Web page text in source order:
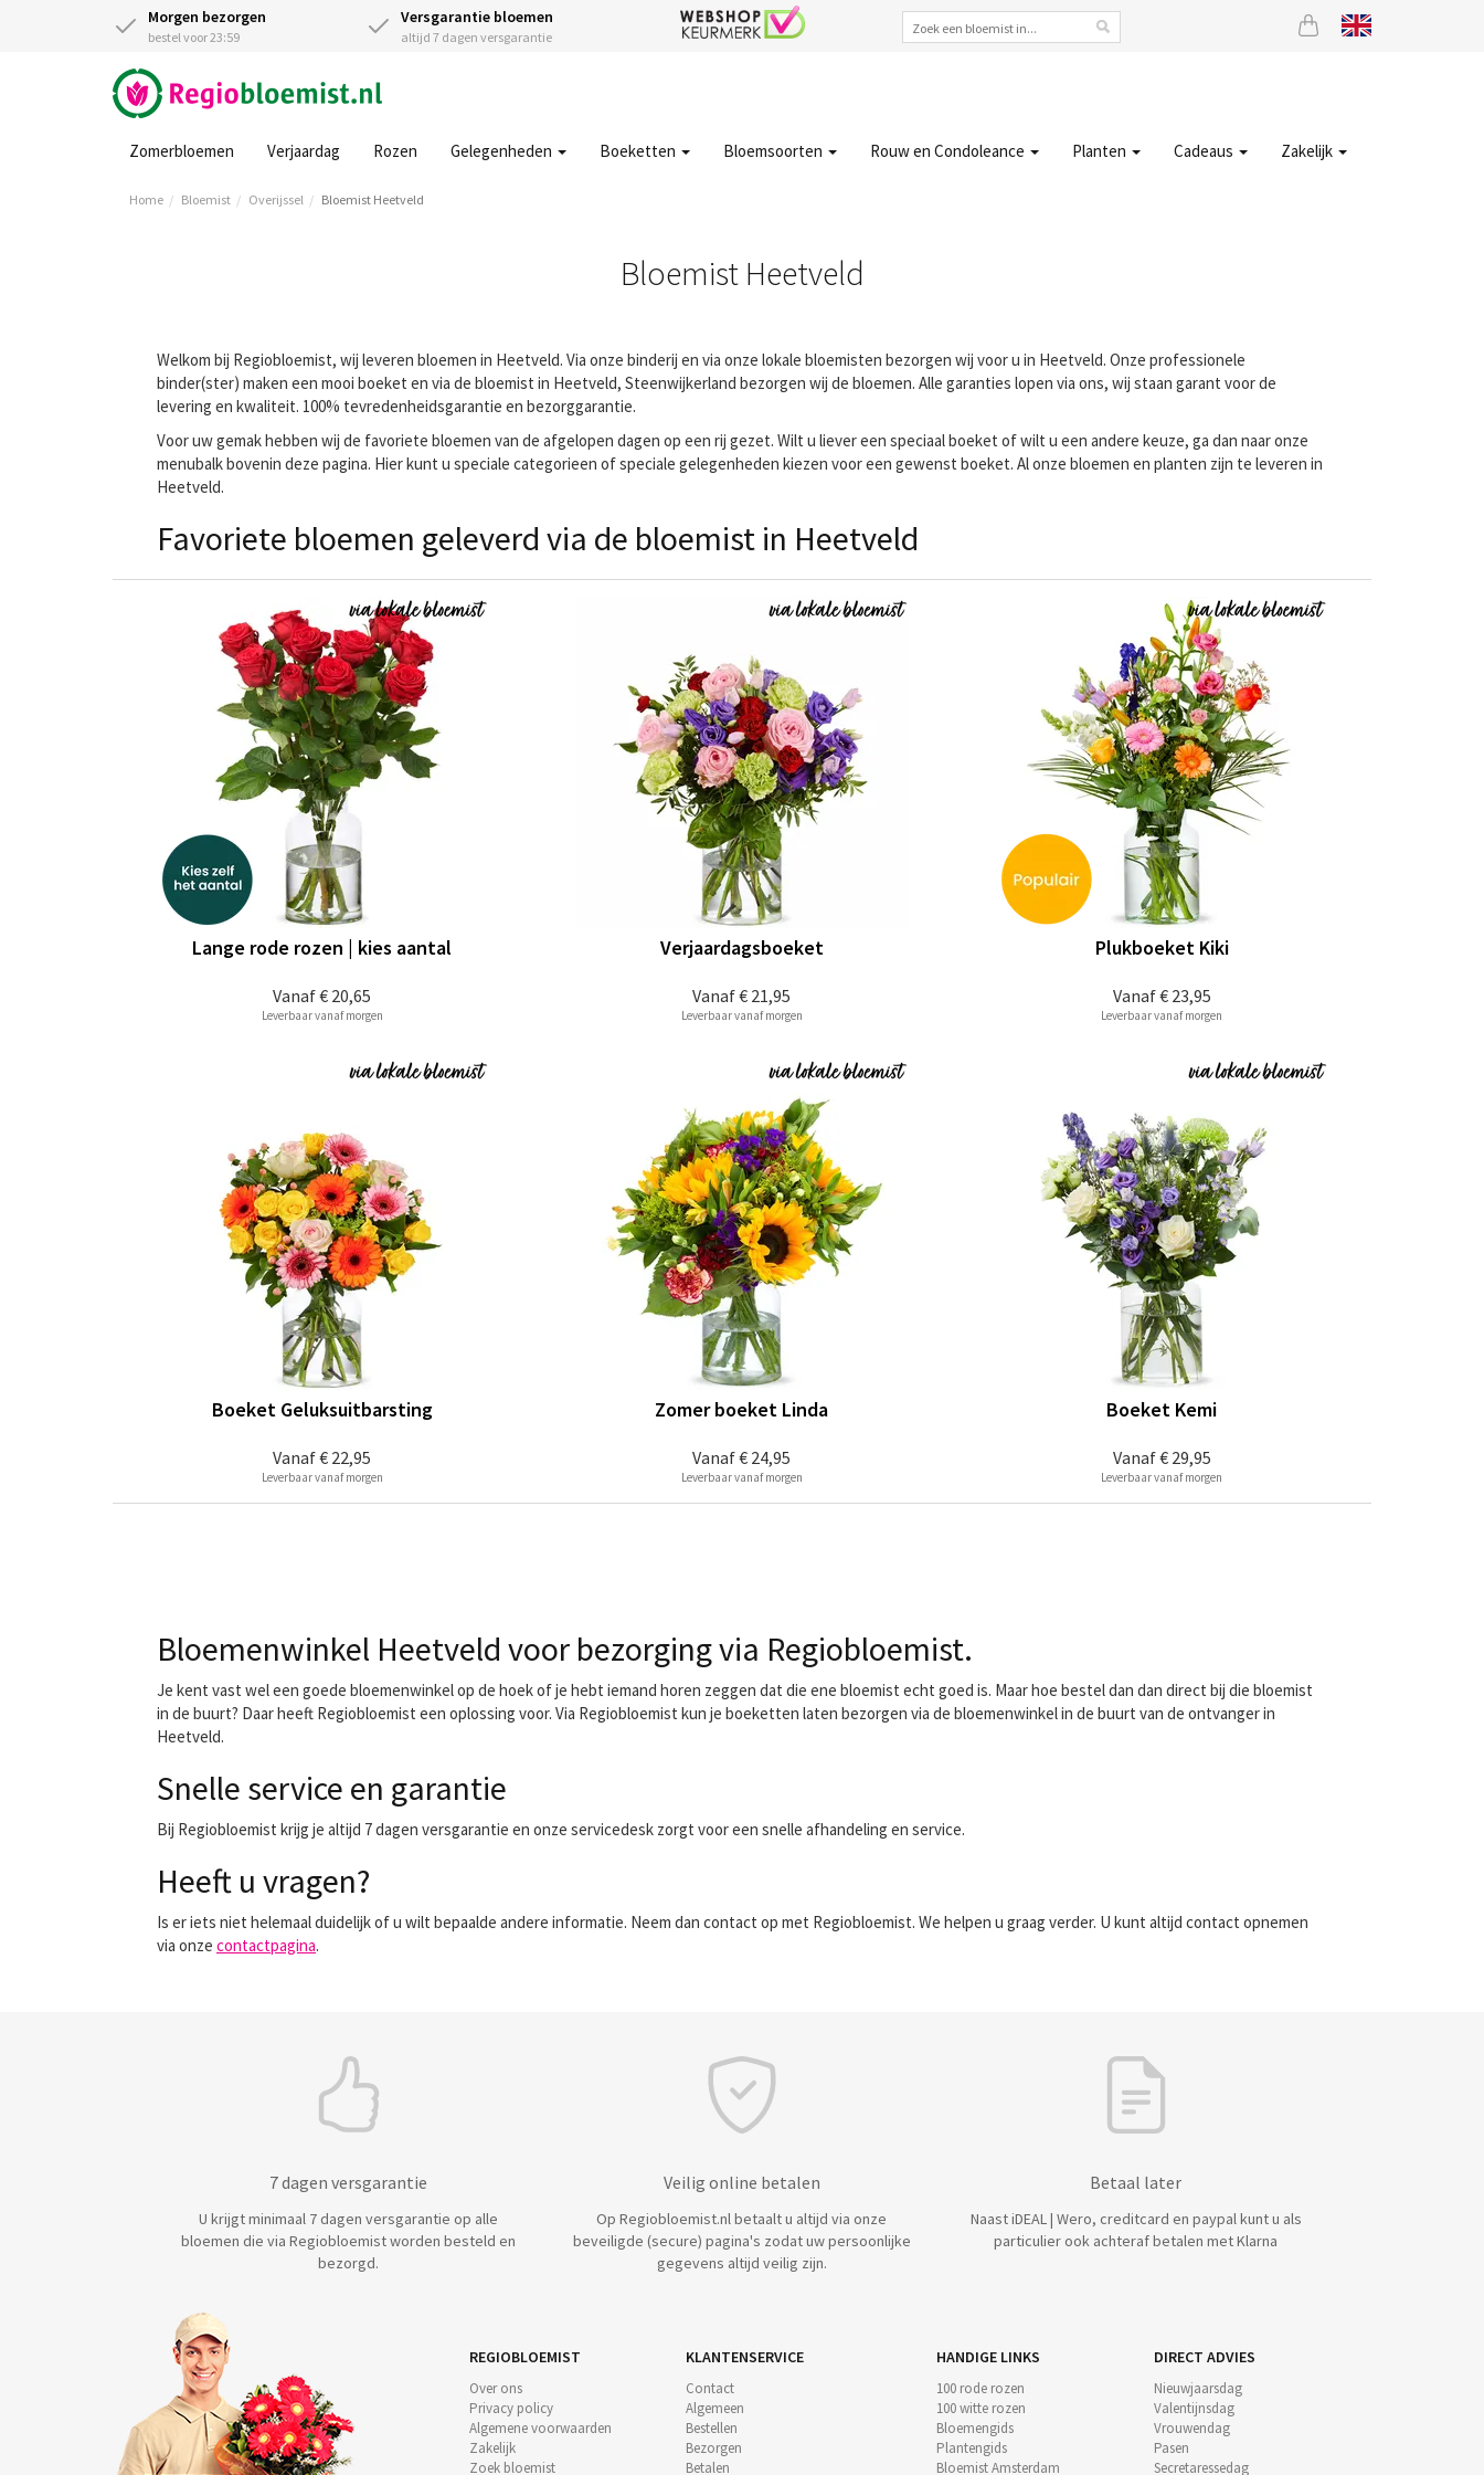
Morgen bezorgen
bestel voor 23:59
Versgarantie bloemen
altijd 7 dagen versgarantie
Zomerbloemen Verjaardag Rozen Gelegenheden Boeketten Bloemsoorten Rouw en Condoleance Planten Cadeaus Zakelijk
Home Bloemist Overijssel Bloemist Heetveld
Bloemist Heetveld
Welkom bij Regiobloemist, wij leveren bloemen in Heetveld. Via onze binderij en via onze lokale bloemisten bezorgen wij voor u in Heetveld. Onze professionele
binder(ster) maken een mooi boeket en via de bloemist in Heetveld, Steenwijkerland bezorgen wij de bloemen. Alle garanties lopen via ons, wij staan garant voor de
levering en kwaliteit. 100% tevredenheidsgarantie en bezorggarantie.
Voor uw gemak hebben wij de favoriete bloemen van de afgelopen dagen op een rij gezet. Wilt u liever een speciaal boeket of wilt u een andere keuze, ga dan naar onze
menubalk bovenin deze pagina. Hier kunt u speciale categorieen of speciale gelegenheden kiezen voor een gewenst boeket. Al onze bloemen en planten zijn te leveren in
Heetveld.
Favoriete bloemen geleverd via de bloemist in Heetveld
Vanaf€ 20,65
Lange rode rozen | kies aantal
Leverbaar vanaf morgen
Vanaf€ 21,95
Verjaardagsboeket
Leverbaar vanaf morgen
Vanaf€ 23,95
Plukboeket Kiki
Leverbaar vanaf morgen
Vanaf€ 22,95
Boeket Geluksuitbarsting
Leverbaar vanaf morgen
Vanaf€ 24,95
Zomer boeket Linda
Leverbaar vanaf morgen
Vanaf€ 29,95
Boeket Kemi
Leverbaar vanaf morgen
Bloemenwinkel Heetveld voor bezorging via Regiobloemist.
Je kent vast wel een goede bloemenwinkel op de hoek of je hebt iemand horen zeggen dat die ene bloemist echt goed is. Maar hoe bestel dan dan direct bij die bloemist
in de buurt? Daar heeft Regiobloemist een oplossing voor. Via Regiobloemist kun je boeketten laten bezorgen via de bloemenwinkel in de buurt van de ontvanger in
Heetveld.
Snelle service en garantie
Bij Regiobloemist krijg je altijd 7 dagen versgarantie en onze servicedesk zorgt voor een snelle afhandeling en service.
Heeft u vragen?
Is er iets niet helemaal duidelijk of u wilt bepaalde andere informatie. Neem dan contact op met Regiobloemist. We helpen u graag verder. U kunt altijd contact opnemen
via onze contactpagina.
7 dagen versgarantie
U krijgt minimaal 7 dagen versgarantie op alle
bloemen die via Regiobloemist worden besteld en
bezorgd.
Veilig online betalen
Op Regiobloemist.nl betaalt u altijd via onze
beveiligde (secure) pagina's zodat uw persoonlijke
gegevens altijd veilig zijn.
Betaal later
Naast iDEAL | Wero, creditcard en paypal kunt u als
particulier ook achteraf betalen met Klarna
REGIOBLOEMIST
Over ons
Privacy policy
Algemene voorwaarden
Zakelijk
Zoek bloemist
KLANTENSERVICE
Contact
Algemeen
Bestellen
Bezorgen
Betalen
HANDIGE LINKS
100 rode rozen
100 witte rozen
Bloemengids
Plantengids
Bloemist Amsterdam
DIRECT ADVIES
Nieuwjaarsdag
Valentijnsdag
Vrouwendag
Pasen
Secretaressedag